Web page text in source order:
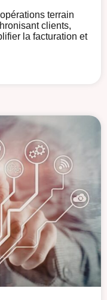
terrain
clients,
la facturation et